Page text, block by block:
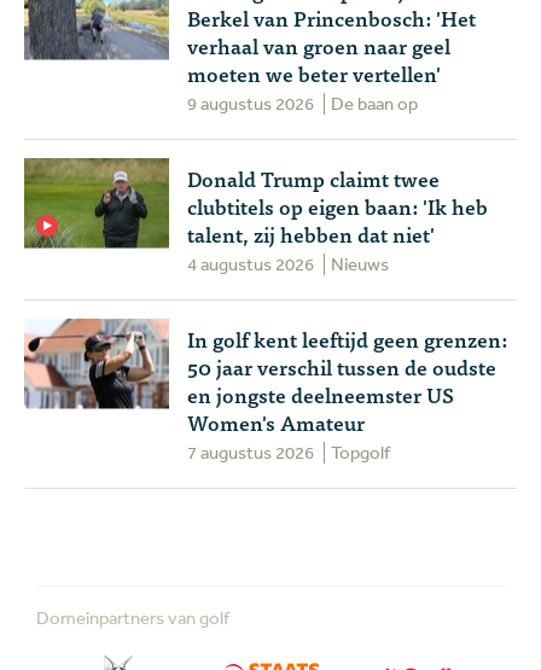
Berkel van Princenbosch: 'Het
verhaal van groen naar geel
moeten we beter vertellen'
9 augustus 2026 De baan op
Donald Trump claimt twee
clubtitels op eigen baan: 'Ik heb
talent, zij hebben dat niet'
4 augustus 2026 Nieuws
In golf kent leeftijd geen grenzen:
50 jaar verschil tussen de oudste
en jongste deelneemster US
Women's Amateur
7 augustus 2026 Topgolf
Domeinpartners van golf